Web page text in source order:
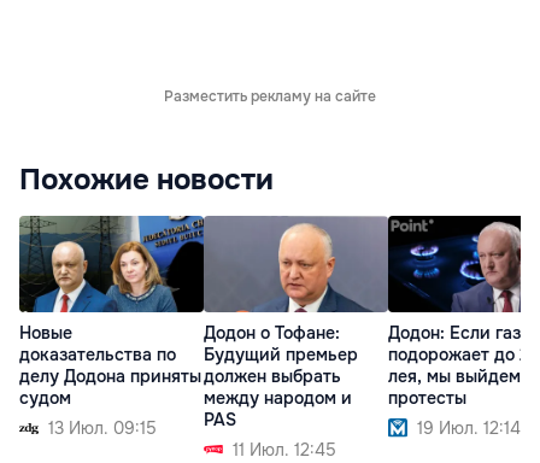
Разместить рекламу на сайте
Похожие новости
Новые
доказательства по
делу Додона приняты
судом
13 Июл. 09:15
Додон о Тофане:
Будущий премьер
должен выбрать
между народом и
PAS
11 Июл. 12:45
Додон: Если газ
подорожает до 21
лея, мы выйдем
протесты
19 Июл. 12:14